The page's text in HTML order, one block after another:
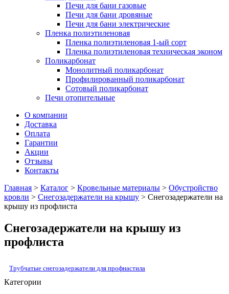
Печи для бани газовые
Печи для бани дровяные
Печи для бани электрические
Пленка полиэтиленовая
Пленка полиэтиленовая 1-ый сорт
Пленка полиэтиленовая техническая эконом
Поликарбонат
Монолитный поликарбонат
Профилированный поликарбонат
Сотовый поликарбонат
Печи отопительные
О компании
Доставка
Оплата
Гарантии
Акции
Отзывы
Контакты
Главная > Каталог > Кровельные материалы > Обустройство
кровли > Снегозадержатели на крышу > Cнегозадержатели на
крышу из профлиста
Cнегозадержатели на крышу из
профлиста
Трубчатые снегозадержатели для профнастила
Категории